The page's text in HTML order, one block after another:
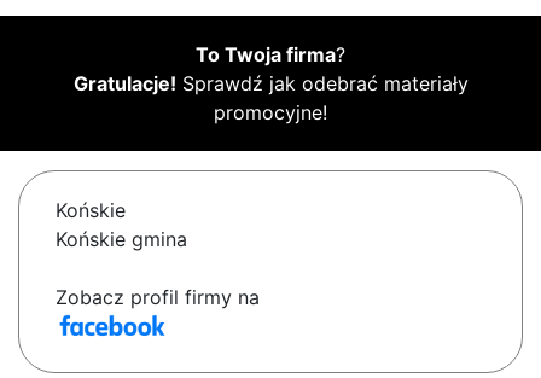
To Twoja firma?
Gratulacje! Sprawdź jak odebrać materiały
promocyjne!
Końskie
Końskie gmina
Zobacz profil firmy na